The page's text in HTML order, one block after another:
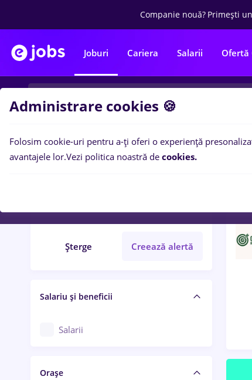
Companie nouă? Primești
Joburi Cariera Salarii Ofertă
Filtre
Șterge Creează alertă
Salariu și beneficii
Salarii
Orașe
7
Administrare cookies 🍪
Folosim cookie-uri pentru a-ți oferi o experiență
avantajele lor.Vezi politica noastră de cookies.